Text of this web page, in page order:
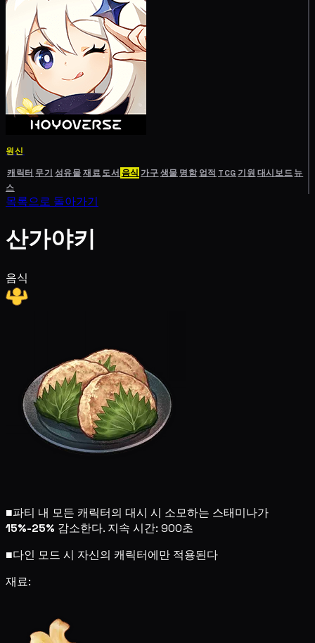
원신
캐릭터 무기 성유물재료도서 음식 가구생물 명함 업적 TCG기원 대시보드뉴
스
목록으로 돌아가기
산가야키
음식
■파티 내 모든 캐릭터의 대시 시 소모하는 스태미나가
15%-25% 감소한다. 지속 시간: 900초
■다인 모드 시 자신의 캐릭터에만 적용된다
재료: